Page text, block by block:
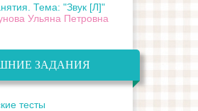
Тема: "Звук [Л]"
Ульяна Петровна
ЗАДАНИЯ
тесты